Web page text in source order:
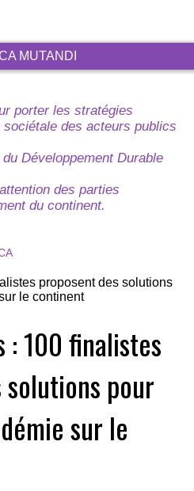
porter les stratégies
des acteurs publics
Développement Durable
des parties
du continent.
: 100 finalistes
pour
sur le